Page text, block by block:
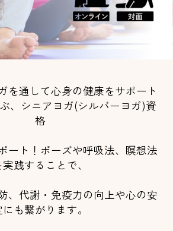
を通して心身の健康をサポート
、シニアヨガ(シルバーヨガ)資
格
ート！ポーズや呼吸法、瞑想法
実践することで、
、代謝・免疫力の向上や心の安
も繋がります。